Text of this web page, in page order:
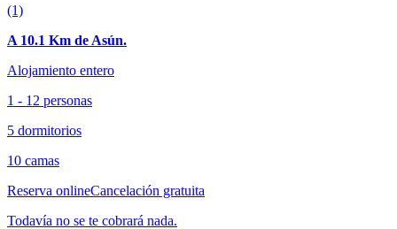
(1)
A 10.1 Km de Asún.
Alojamiento entero
1 - 12 personas
5 dormitorios
10 camas
Reserva onlineCancelación gratuita
Todavía no se te cobrará nada.